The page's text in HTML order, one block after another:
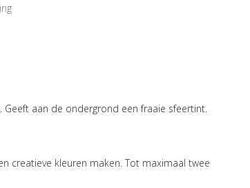
Geeft aan de ondergrond een fraaie sfeertint.
creatieve kleuren maken. Tot maximaal twee